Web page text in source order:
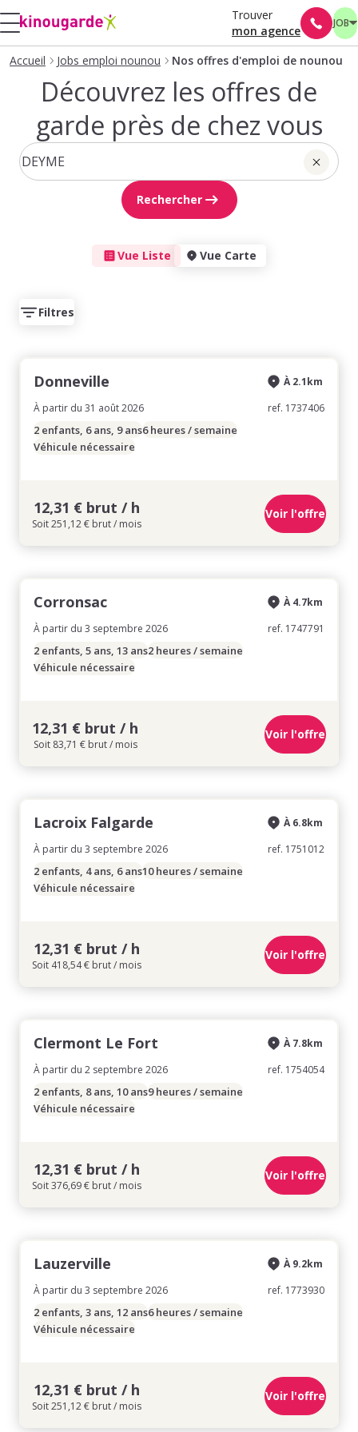
Trouver
mon agence
JOB
Accueil Jobs emploi nounou Nos offres d'emploi de nounou
Découvrez les offres de
garde près de chez vous
Rechercher
Vue Liste Vue Carte
Filtres
Donneville
À partir du 31 août 2026
À 2.1km
ref. 1737406
2 enfants, 6 ans, 9 ans6 heures / semaine
Véhicule nécessaire
12,31 € brut / h
Soit 251,12 € brut / mois
Voir l'offre
Corronsac
À partir du 3 septembre 2026
À 4.7km
ref. 1747791
2 enfants, 5 ans, 13 ans2 heures / semaine
Véhicule nécessaire
12,31 € brut / h
Soit 83,71 € brut / mois
Voir l'offre
Lacroix Falgarde
À partir du 3 septembre 2026
À 6.8km
ref. 1751012
2 enfants, 4 ans, 6 ans10 heures / semaine
Véhicule nécessaire
12,31 € brut / h
Soit 418,54 € brut / mois
Voir l'offre
Clermont Le Fort
À partir du 2 septembre 2026
À 7.8km
ref. 1754054
2 enfants, 8 ans, 10 ans9 heures / semaine
Véhicule nécessaire
12,31 € brut / h
Soit 376,69 € brut / mois
Voir l'offre
Lauzerville
À partir du 3 septembre 2026
À 9.2km
ref. 1773930
2 enfants, 3 ans, 12 ans6 heures / semaine
Véhicule nécessaire
12,31 € brut / h
Soit 251,12 € brut / mois
Voir l'offre